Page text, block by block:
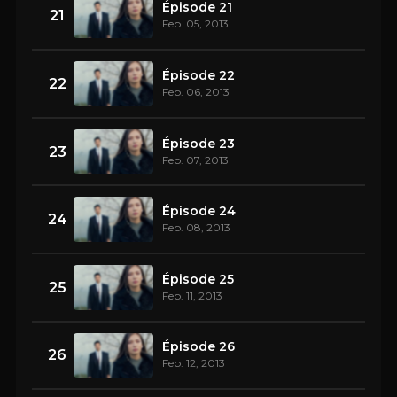
21 Épisode 21
Feb. 05, 2013
22 Épisode 22
Feb. 06, 2013
23 Épisode 23
Feb. 07, 2013
24 Épisode 24
Feb. 08, 2013
25 Épisode 25
Feb. 11, 2013
26 Épisode 26
Feb. 12, 2013